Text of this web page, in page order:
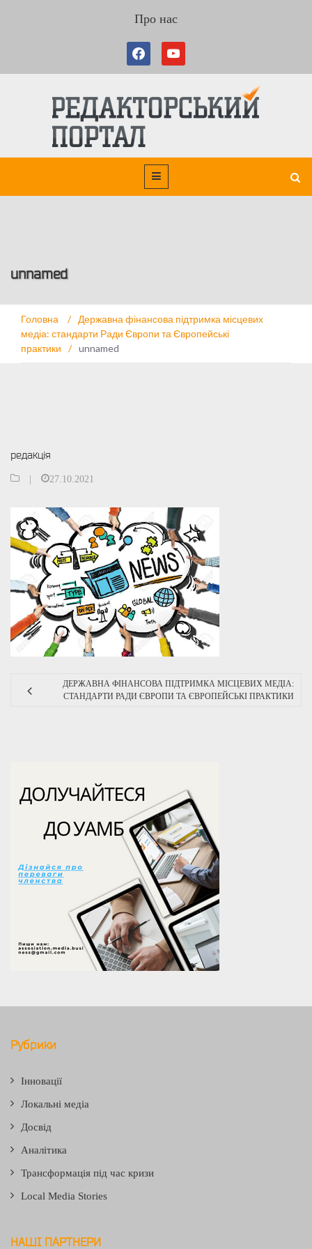
Про нас
unnamed
Головна /
Державна фінансова підтримка місцевих
медіа: стандарти Ради Європи та Європейські
практики
/ unnamed
редакція
27.10.2021
ДЕРЖАВНА ФІНАНСОВА ПІДТРИМКА МІСЦЕВИХ МЕДІА:
СТАНДАРТИ РАДИ ЄВРОПИ ТА ЄВРОПЕЙСЬКІ ПРАКТИКИ
Рубрики
Інновації
Локальні медіа
Досвід
Аналітика
Трансформація під час кризи
Local Media Stories
НАШІ ПАРТНЕРИ